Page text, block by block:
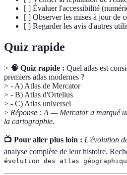
[ ] Évaluer l'accessibilité
[ ] Observer les mises à jour de
[ ] Regarder les avis d'autres
Quiz rapide
> 🧠 Quiz rapide : Quel atlas est
premiers atlas modernes ?
> - A) Atlas de Mercator
> - B) Atlas d'Ortelius
> - C) Atlas universel
> Réponse : A — Mercator a marqué
la cartographie.
📺 Pour aller plus loin : L'évolution
analyse complète de leur histoire.
évolution des atlas